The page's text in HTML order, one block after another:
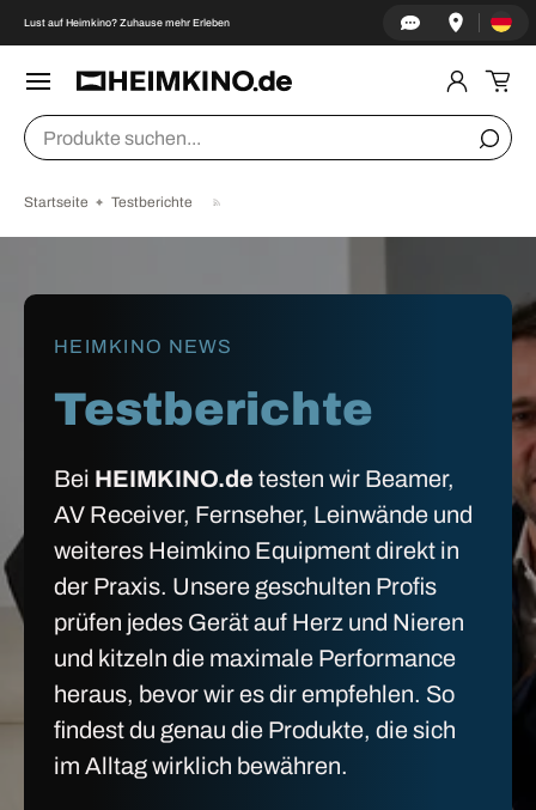
↵Zum Inhalt springen
↵Zum Menü springen
↵Fußzeile springen
↵Barrierefreiheits-Widget öffnen
DIREKT ZUM INHALT
Lust auf Heimkino? Zuhause mehr Erleben Land/
Suchen
Startseite Testberichte
HEIMKINO NEWS
Testberichte
Bei HEIMKINO.de testen wir Beamer,
AV Receiver, Fernseher, Leinwände und
weiteres Heimkino Equipment direkt in
der Praxis. Unsere geschulten Profis
prüfen jedes Gerät auf Herz und Nieren
und kitzeln die maximale Performance
heraus, bevor wir es dir empfehlen. So
findest du genau die Produkte, die sich
im Alltag wirklich bewähren.